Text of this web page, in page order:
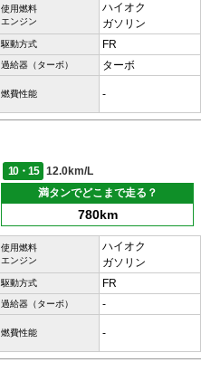
使用燃料
エンジン
ハイオク
ガソリン
駆動方式 FR
過給器（ターボ） ターボ
燃費性能 -
10・15
12.0km/L
満タンでどこまで走る？
780km
使用燃料
エンジン
ハイオク
ガソリン
駆動方式 FR
過給器（ターボ） -
燃費性能 -